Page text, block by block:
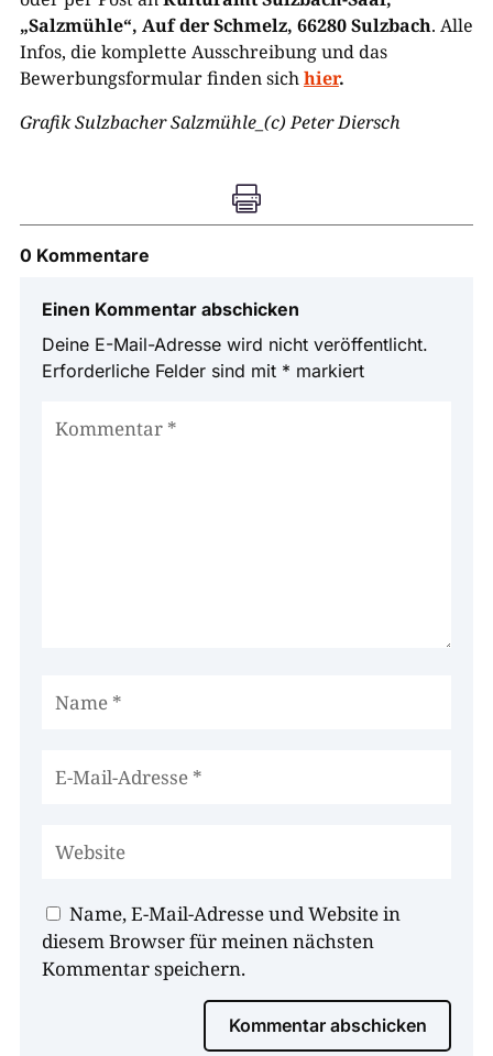
„Salzmühle“, Auf der Schmelz, 66280 Sulzbach. Alle
Infos, die komplette Ausschreibung und das
Bewerbungsformular finden sichhier.
Grafik Sulzbacher Salzmühle_(c) Peter Diersch

0 Kommentare
Einen Kommentar abschicken
Deine E-Mail-Adresse wird nicht veröffentlicht.
Erforderliche Felder sind mit * markiert
Name, E-Mail-Adresse und Website in
diesem Browser für meinen nächsten
Kommentar speichern.
Kommentar abschicken